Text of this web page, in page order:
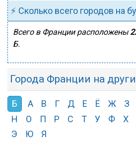
⚡ Сколько всего городов на
Всего в Франции расположены
Б.
Города Франции на
Б А В Г Д Е Ё Ж З
Н
О П Р С Т У Ф Х
Э
Ю Я